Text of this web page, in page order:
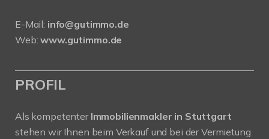
E-Mail: info@gutimmo.de
Web:www.gutimmo.de
PROFIL
Als kompetenter Immobilienmakler in Stuttgart
stehen wir Ihnen beim Verkauf und bei der Vermietung